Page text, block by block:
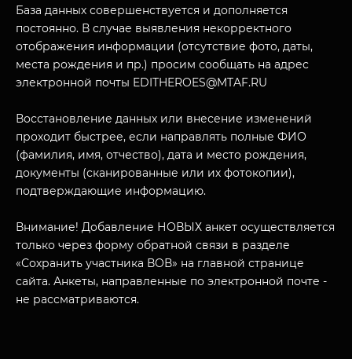
База данных совершенствуется и дополняется
постоянно. В случае выявления некорректного
отображения информации (отсутствие фото, даты,
места рождения и пр.) просим сообщать на адрес
электронной почты EDITHEROES@MTAF.RU
Восстановление данных или внесение изменений
проходит быстрее, если направлять полные ФИО
(фамилия, имя, отчество), дата и место рождения,
документы (сканированные или их фотокопии),
подтверждающие информацию.
Внимание! Добавление НОВЫХ анкет осуществляется
только через форму обратной связи в разделе
«Сохранить участника ВОВ» на главной странице
сайта. Анкеты, направленные по электронной почте -
не рассматриваются.